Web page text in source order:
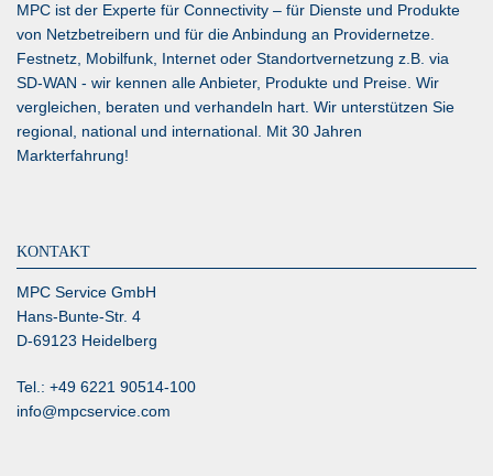
MPC ist der Experte für Connectivity – für Dienste und Produkte
von Netzbetreibern und für die Anbindung an Providernetze.
Festnetz, Mobilfunk, Internet oder Standortvernetzung z.B. via
SD-WAN - wir kennen alle Anbieter, Produkte und Preise. Wir
vergleichen, beraten und verhandeln hart. Wir unterstützen Sie
regional, national und international. Mit 30 Jahren
Markterfahrung!
KONTAKT
MPC Service GmbH
Hans-Bunte-Str. 4
D-69123 Heidelberg
Tel.: +49 6221 90514-100
info@mpcservice.com